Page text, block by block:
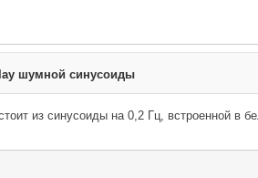
шумной синусоиды
из синусоиды на 0,2 Гц, встроенной в